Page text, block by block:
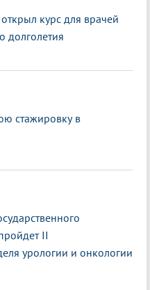
курс для врачей
долголетия
стажировку в
II
урологии и онкологии